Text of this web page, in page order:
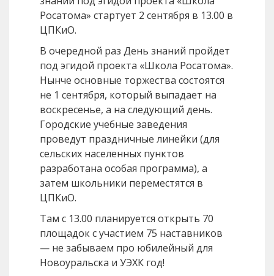
Росатома» стартует 2 сентября в 13.00 в
ЦПКиО.
В очередной раз День знаний пройдет
под эгидой проекта «Школа Росатома».
Нынче основные торжества состоятся
не 1 сентября, который выпадает на
воскресенье, а на следующий день.
Городские учебные заведения
проведут праздничные линейки (для
сельских населенных пунктов
разработана особая программа), а
затем школьники переместятся в
ЦПКиО.
Там с 13.00 планируется открыть 70
площадок с участием 75 наставников
— не забываем про юбилейный для
Новоуральска и УЭХК год!